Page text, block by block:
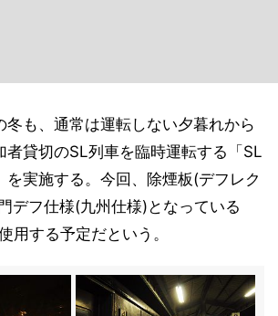
冬も、通常は運転しない夕暮れから
者貸切のSL列車を臨時運転する「SL
を実施する。今回、除煙板(デフレク
デフ仕様(九州仕様)となっている
用する予定だという。